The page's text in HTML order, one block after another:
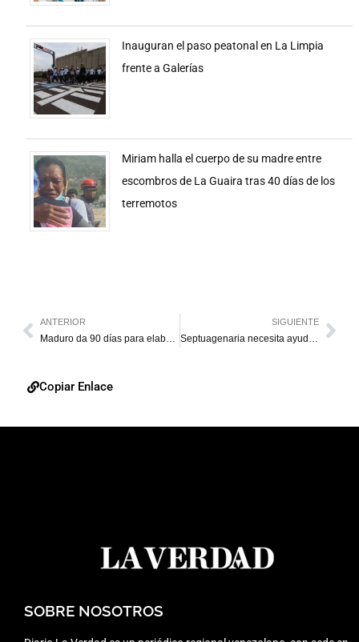
Inauguran el paso peatonal en La Limpia
frente a Galerías
Miriam halla el cuerpo de su madre entre
escombros de La Guaira tras 40 días de los
terremotos
ANTERIOR
Maduro da 90 días para elaborar proyecto definitivo de reforma constitucional
SIGUIENTE
Septuagenaria necesita ayuda para una cirugía cardíaca urgente
Copiar Enlace
SOBRE NOSOTROS